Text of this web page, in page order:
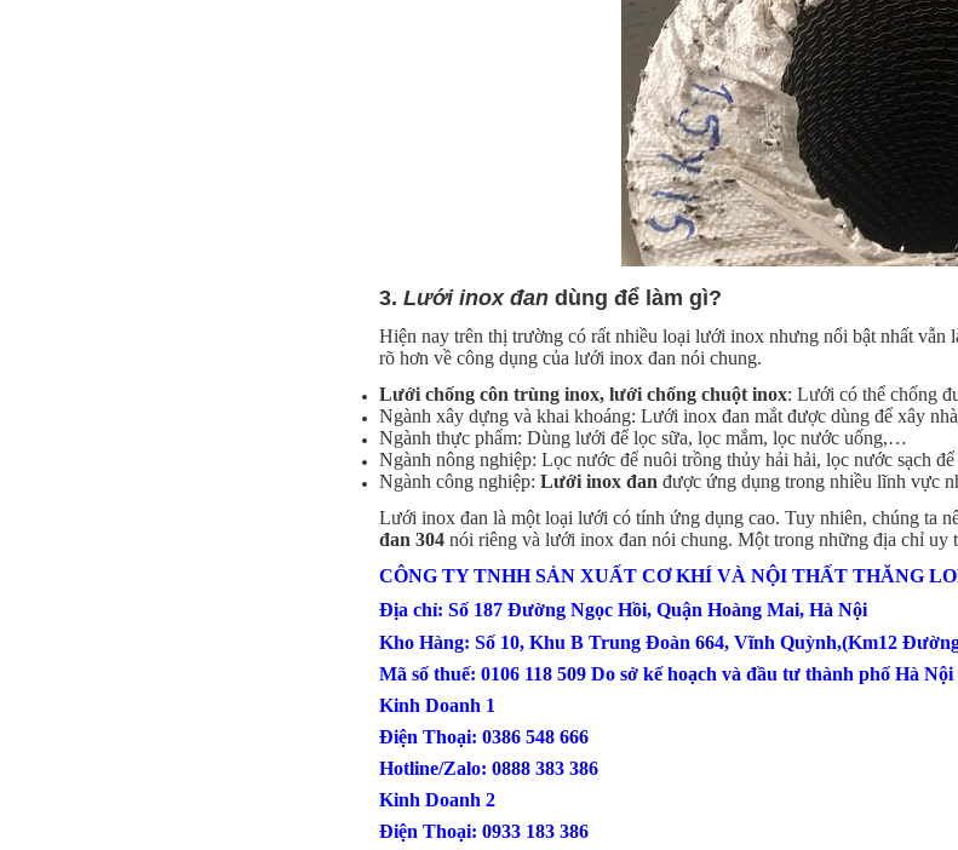
3. Lưới inox đan dùng để làm gì?
Hiện nay trên thị trường có rất nhiều loại lưới inox nhưng nổi bật nhất vẫn
rõ hơn về công dụng của lưới inox đan nói chung.
Lưới chống côn trùng inox, lưới chống chuột inox: Lưới có thể chống
Ngành xây dựng và khai khoáng: Lưới inox đan mắt được dùng để xây
Ngành thực phẩm: Dùng lưới để lọc sữa, lọc mắm, lọc nước uống,…
Ngành nông nghiệp: Lọc nước để nuôi trồng thủy hải hải, lọc nước sạch
Ngành công nghiệp: Lưới inox đan được ứng dụng trong nhiều lĩnh vực
Lưới inox đan là một loại lưới có tính ứng dụng cao. Tuy nhiên, chúng ta
đan 304 nói riêng và lưới inox đan nói chung. Một trong những địa chỉ uy
CÔNG TY TNHH SẢN XUẤT CƠ KHÍ VÀ NỘI THẤT THĂNG
Địa chỉ: Số 187 Đường Ngọc Hồi, Quận Hoàng Mai, Hà Nội
Kho Hàng: Số 10, Khu B Trung Đoàn 664, Vĩnh Quỳnh,(Km12
Mã số thuế: 0106 118 509 Do sở kế hoạch và đầu tư thành phố Hà
Kinh Doanh 1
Điện Thoại: 0386 548 666
Hotline/Zalo: 0888 383 386
Kinh Doanh 2
Điện Thoại: 0933 183 386